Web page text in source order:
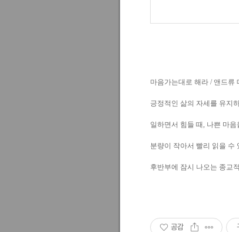
마음가는대로 해라 / 앤드류
긍정적인 삶의 자세를 유지
일하면서 힘들 때, 나쁜 마
분량이 작아서 빨리 읽을 수
후반부에 잠시 나오는 종교
공감